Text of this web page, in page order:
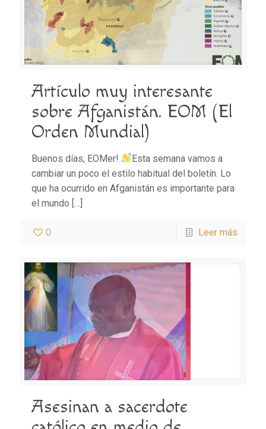
Artículo muy interesante
sobre Afganistán. EOM (El
Orden Mundial)
Buenos días, EOMer!
Esta semana vamos a
cambiar un poco el estilo habitual del boletín. Lo
que ha ocurrido en Afganistán es importante para
el mundo […]
0 Leer más
Asesinan a sacerdote